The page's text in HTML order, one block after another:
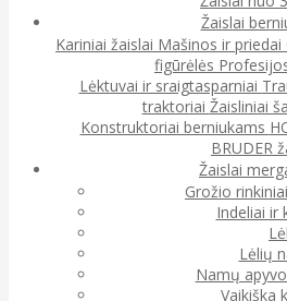
Žaislai
Kariniai žaislai Mašinos ir priedai
figūrėlės
Lėktuvai ir sraigtasparniai
traktoriai Žaisliniai
Konstruktoriai berniukams
BRUDER
Žaislai
Grožio
Indeliai ir
Lėlių
Namų
Vaikiška